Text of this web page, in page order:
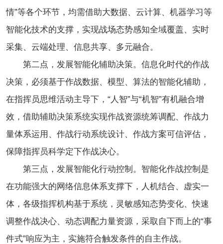
情”等各个环节，均需借助大数据、云计算、机器学习等
智能化技术的支撑，实现战场态势感知全域覆盖、实时
采集、云端处理、信息共享、多元融合。
第二点，发展智能化辅助决策。信息化时代的作战
决策，必须基于作战数据、模型、算法的智能化辅助，
在指挥员思维活动主导下，“人智”与“机智”有机融合增
效，借助辅助决策系统实现作战资源统筹调配、作战力
量体系运用、作战行动系统设计、作战方案可信评估，
保障指挥员科学定下作战决心。
第三点，发展智能化行动控制。智能化作战控制是
在功能强大的网络信息体系支撑下，人机结合、虚实一
体，各级指挥机构基于系统，灵敏感知态势变化、快速
调整作战决心、动态调配力量资源，采取自下而上的“事
件式”响应为主，实施符合触发条件的自主作战。